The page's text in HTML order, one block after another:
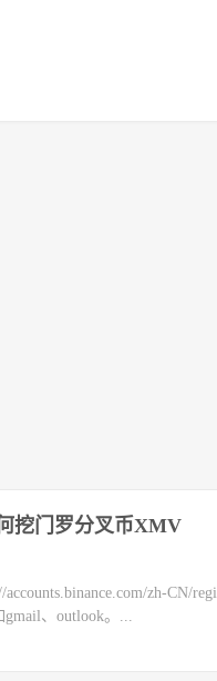
挖门罗分叉币XMV
zh-CN/
、outlook。...